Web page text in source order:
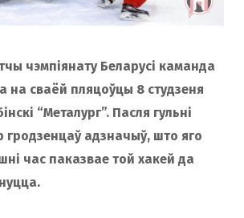
чэмпіянату Беларусі каманда
на сваёй пляцоўцы 8 студзеня
“Металург”. Пасля гульні
гродзенцаў адзначыў, што яго
час паказвае той хакей да